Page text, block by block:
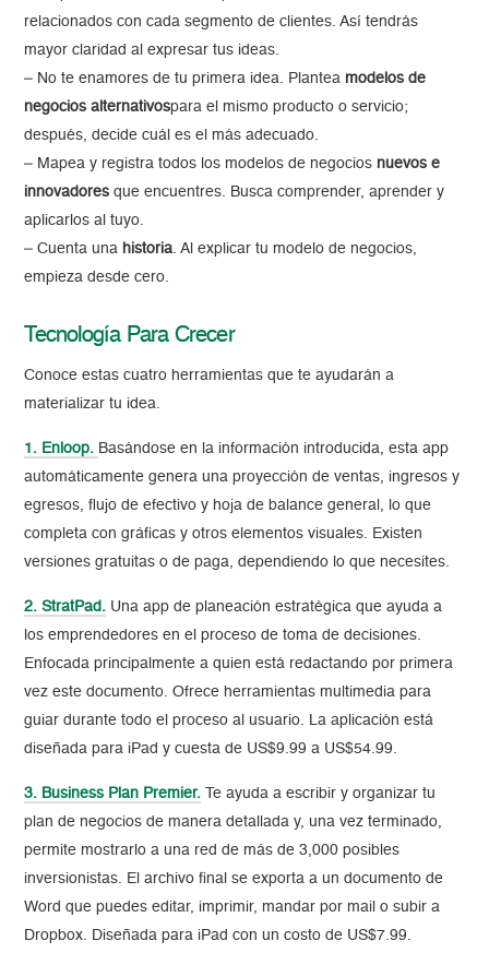
relacionados con cada segmento de clientes. Así tendrás
mayor claridad al expresar tus ideas.
– No te enamores de tu primera idea. Plantea modelos de
negocios alternativospara el mismo producto o servicio;
después, decide cuál es el más adecuado.
– Mapea y registra todos los modelos de negocios nuevos e
innovadores que encuentres. Busca comprender, aprender y
aplicarlos al tuyo.
– Cuenta una historia. Al explicar tu modelo de negocios,
empieza desde cero.
Tecnología Para Crecer
Conoce estas cuatro herramientas que te ayudarán a
materializar tu idea.
1. Enloop. Basándose en la información introducida, esta app
automáticamente genera una proyección de ventas, ingresos y
egresos, flujo de efectivo y hoja de balance general, lo que
completa con gráficas y otros elementos visuales. Existen
versiones gratuitas o de paga, dependiendo lo que necesites.
2. StratPad. Una app de planeación estratégica que ayuda a
los emprendedores en el proceso de toma de decisiones.
Enfocada principalmente a quien está redactando por primera
vez este documento. Ofrece herramientas multimedia para
guiar durante todo el proceso al usuario. La aplicación está
diseñada para iPad y cuesta de US$9.99 a US$54.99.
3. Business Plan Premier. Te ayuda a escribir y organizar tu
plan de negocios de manera detallada y, una vez terminado,
permite mostrarlo a una red de más de 3,000 posibles
inversionistas. El archivo final se exporta a un documento de
Word que puedes editar, imprimir, mandar por mail o subir a
Dropbox. Diseñada para iPad con un costo de US$7.99.